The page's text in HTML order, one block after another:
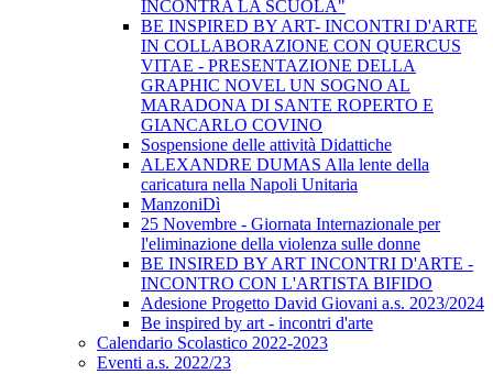
INCONTRA LA SCUOLA"
BE INSPIRED BY ART- INCONTRI D'ARTE
IN COLLABORAZIONE CON QUERCUS
VITAE - PRESENTAZIONE DELLA
GRAPHIC NOVEL UN SOGNO AL
MARADONA DI SANTE ROPERTO E
GIANCARLO COVINO
Sospensione delle attività Didattiche
ALEXANDRE DUMAS Alla lente della
caricatura nella Napoli Unitaria
ManzoniDì
25 Novembre - Giornata Internazionale per
l'eliminazione della violenza sulle donne
BE INSIRED BY ART INCONTRI D'ARTE -
INCONTRO CON L'ARTISTA BIFIDO
Adesione Progetto David Giovani a.s. 2023/2024
Be inspired by art - incontri d'arte
Calendario Scolastico 2022-2023
Eventi a.s. 2022/23